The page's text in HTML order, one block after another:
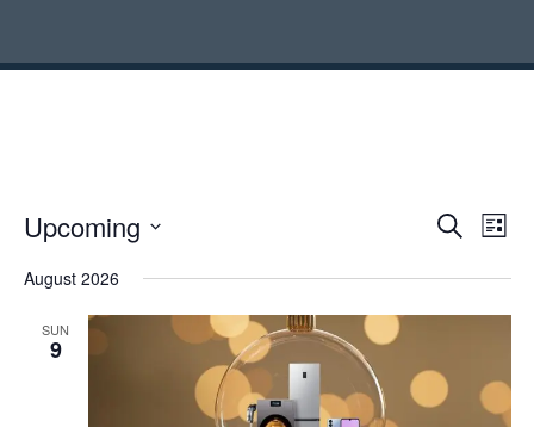
and
Search
List
Upcoming
date.
August 2026
SUN
9